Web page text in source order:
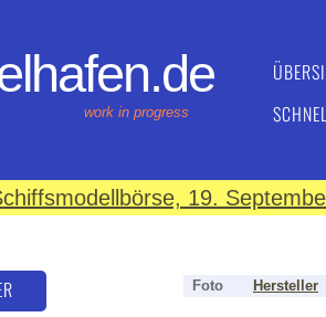
work in progress
19.
Foto Hersteller